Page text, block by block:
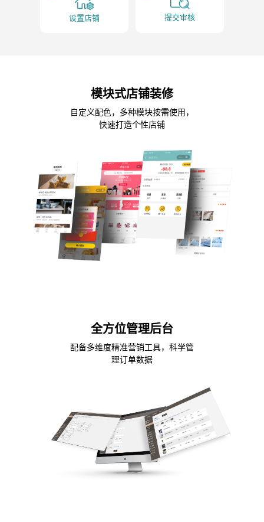
设置店铺 提交审核
模块式店铺装修
自定义配色，多种模块按需使用，
快速打造个性店铺
全方位管理后台
配备多维度精准营销工具，科学管
理订单数据